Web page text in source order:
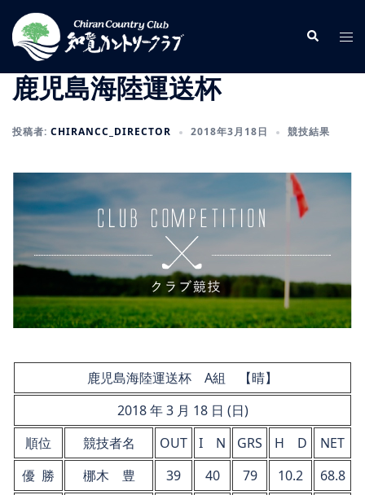
ン
検
索
ト
ル
鹿児島海陸運送杯
投稿者: CHIRANCC_DIRECTOR 2018年3月18日 競技結果
鹿児島海陸運送杯 A組 【晴】
2018 年 3 月 18 日 (日)
順位
競技者名 OUT I N GRS H D
NET
優 勝
梛木 豊 39 40 79 10.2
68.8